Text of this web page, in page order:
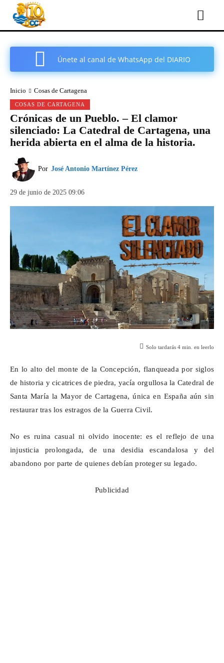
Únete al canal de WhatsApp del DIARIO
Inicio Cosas de Cartagena
COSAS DE CARTAGENA
Crónicas de un Pueblo. – El clamor
silenciado: La Catedral de Cartagena, una
herida abierta en el alma de la historia.
Por José Antonio Martínez Pérez
29 de junio de 2025 09:06
Solo tardarás 4 min. en leerlo
En lo alto del monte de la Concepción, flanqueada por siglos
de historia y cicatrices de piedra, yacía orgullosa la Catedral de
Santa María la Mayor de Cartagena, única en España aún sin
restaurar tras los estragos de la Guerra Civil.
No es ruina casual ni olvido inocente: es el reflejo de una
injusticia prolongada, de una desidia escandalosa y del
abandono por parte de quienes debían proteger su legado.
Publicidad